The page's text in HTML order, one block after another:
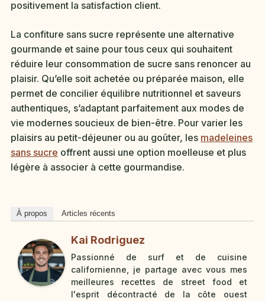
positivement la satisfaction client.
La confiture sans sucre représente une alternative
gourmande et saine pour tous ceux qui souhaitent
réduire leur consommation de sucre sans renoncer au
plaisir. Qu’elle soit achetée ou préparée maison, elle
permet de concilier équilibre nutritionnel et saveurs
authentiques, s’adaptant parfaitement aux modes de
vie modernes soucieux de bien-être. Pour varier les
plaisirs au petit-déjeuner ou au goûter, les madeleines
sans sucre offrent aussi une option moelleuse et plus
légère à associer à cette gourmandise.
À propos Articles récents
Kai Rodriguez
Passionné de surf et de cuisine
californienne, je partage avec vous mes
meilleures recettes de street food et
l'esprit décontracté de la côte ouest